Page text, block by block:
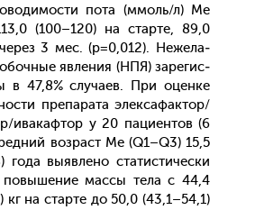
по­та (ммоль/л) Me
(100–120) на стар­те, 89,0
3 мес. (р=0,012). Не­жела­
яв­ле­ния (НПЯ) за­регис­
в 47,8% слу­ча­ев. При оцен­ке
пре­пара­та элек­са­фак­тор/
ива­каф­тор у 20 па­ци­ен­тов (6
воз­раст Ме (Q1–Q3) 15,5
го­да вы­яв­ле­но ста­тис­ти­чес­ки
по­выше­ние мас­сы те­ла с 44,4
кг на стар­те до 50,0 (43,1–54,1)